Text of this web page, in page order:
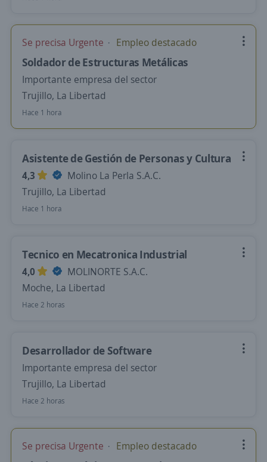
Se precisa Urgente Empleo destacado
Soldador de Estructuras Metálicas
Importante empresa del sector
Trujillo, La Libertad
Hace 1 hora
Asistente de Gestión de Personas y Cultura
4,3
Molino La Perla S.A.C.
Trujillo, La Libertad
Hace 1 hora
Tecnico en Mecatronica Industrial
4,0
MOLINORTE S.A.C.
Moche, La Libertad
Hace 2 horas
Desarrollador de Software
Importante empresa del sector
Trujillo, La Libertad
Hace 2 horas
Se precisa Urgente Empleo destacado